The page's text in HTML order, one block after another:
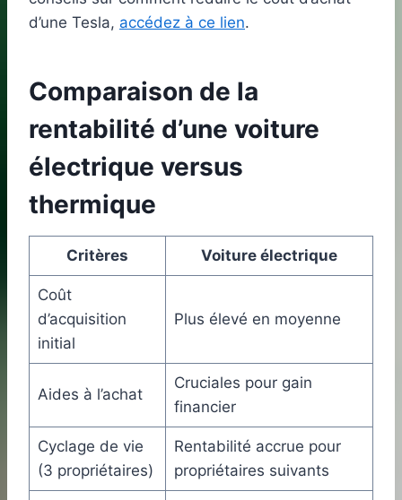
d’une Tesla, accédez à ce lien.
Comparaison de la
rentabilité d’une voiture
électrique versus
thermique
Critères Voiture électrique
Coût
d’acquisition
initial
Plus élevé en moyenne
Aides à l’achat
Cruciales pour gain
financier
Cyclage de vie
(3 propriétaires)
Rentabilité accrue pour
propriétaires suivants